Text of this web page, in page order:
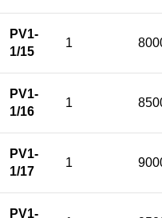
PV1-
1/15
1
PV1-
1/16
1
PV1-
1/17
1
PV1-